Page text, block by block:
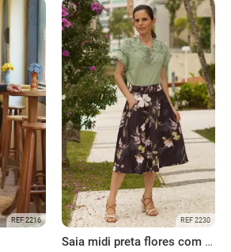
REF 2216 REF 2230
Saia midi preta flores com bolsos